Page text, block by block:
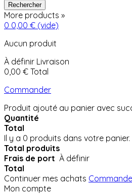
Rechercher
More products »
0 0,00 € (vide)
Aucun produit
À définir Livraison
0,00 € Total
Commander
Produit ajouté au panier avec
Quantité
Total
Il y a 0 produits dans votre panier.
Total produits
Frais de port À définir
Total
Continuer mes achats
Mon compte